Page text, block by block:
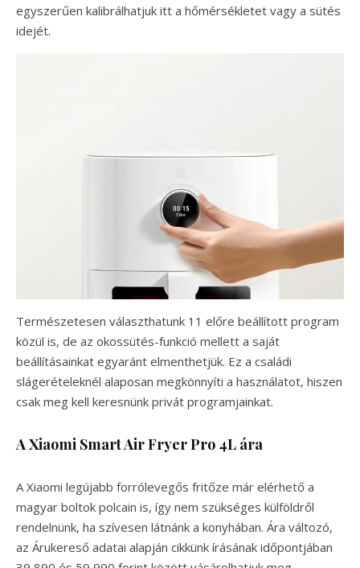
egyszerűen kalibrálhatjuk itt a hőmérsékletet vagy a sütés
idejét.
Természetesen választhatunk 11 előre beállított program
közül is, de az okossütés-funkció mellett a saját
beállításainkat egyaránt elmenthetjük. Ez a családi
slágerételeknél alaposan megkönnyíti a használatot, hiszen
csak meg kell keresnünk privát programjainkat.
A Xiaomi Smart Air Fryer Pro 4L ára
A Xiaomi legújabb forrólevegős fritőze már elérhető a
magyar boltok polcain is, így nem szükséges külföldről
rendelnünk, ha szívesen látnánk a konyhában. Ára változó,
az Árukereső adatai alapján cikkünk írásának időpontjában